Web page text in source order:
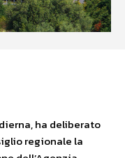
ha deliberato
regionale la